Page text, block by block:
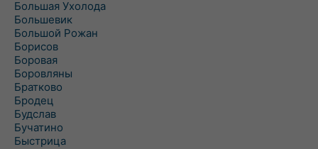
Большая Ухолода
Большевик
Большой Рожан
Борисов
Боровая
Боровляны
Братково
Бродец
Будслав
Бучатино
Быстрица